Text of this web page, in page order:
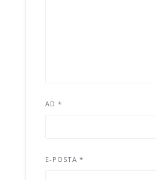
AD *
E-POSTA *